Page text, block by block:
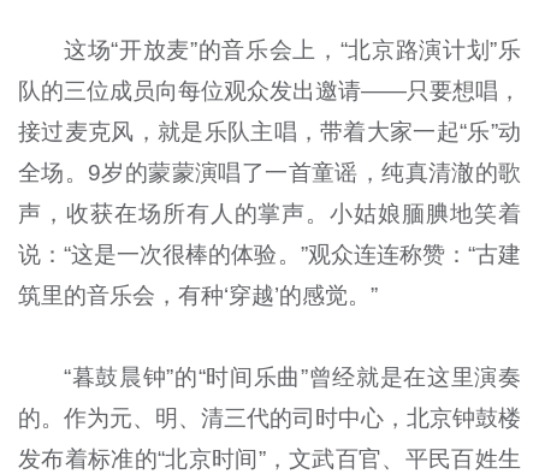
这场“开放麦”的音乐会上，“北京路演计划”乐
队的三位成员向每位观众发出邀请——只要想唱，
接过麦克风，就是乐队主唱，带着大家一起“乐”动
全场。9岁的蒙蒙演唱了一首童谣，纯真清澈的歌
声，收获在场所有人的掌声。小姑娘腼腆地笑着
说：“这是一次很棒的体验。”观众连连称赞：“古建
筑里的音乐会，有种‘穿越’的感觉。”
“暮鼓晨钟”的“时间乐曲”曾经就是在这里演奏
的。作为元、明、清三代的司时中心，北京钟鼓楼
发布着标准的“北京时间”，文武百官、平民百姓生